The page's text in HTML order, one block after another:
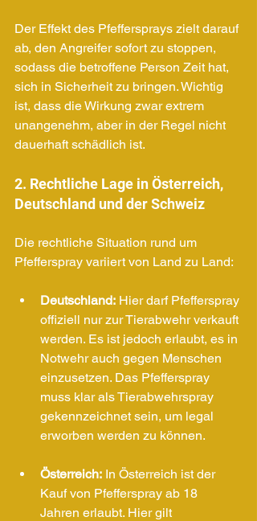
Der Effekt des Pfeffersprays zielt darauf
ab, den Angreifer sofort zu stoppen,
sodass die betroffene Person Zeit hat,
sich in Sicherheit zu bringen. Wichtig
ist, dass die Wirkung zwar extrem
unangenehm, aber in der Regel nicht
dauerhaft schädlich ist.
2. Rechtliche Lage in Österreich,
Deutschland und der Schweiz
Die rechtliche Situation rund um
Pfefferspray variiert von Land zu Land:
Deutschland: Hier darf Pfefferspray
offiziell nur zur Tierabwehr verkauft
werden. Es ist jedoch erlaubt, es in
Notwehr auch gegen Menschen
einzusetzen. Das Pfefferspray
muss klar als Tierabwehrspray
gekennzeichnet sein, um legal
erworben werden zu können.
Österreich: In Österreich ist der
Kauf von Pfefferspray ab 18
Jahren erlaubt. Hier gilt